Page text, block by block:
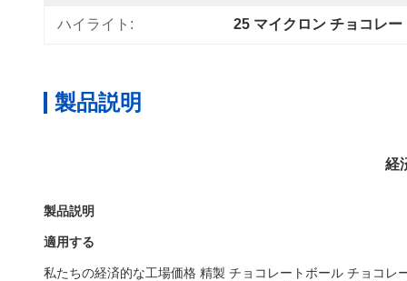
ハイライト: 25 マイクロン チョコレー
製品説明
経
製品説明
適用する
私たちの経済的な工場価格 精製 チョコレートボール チョコレ